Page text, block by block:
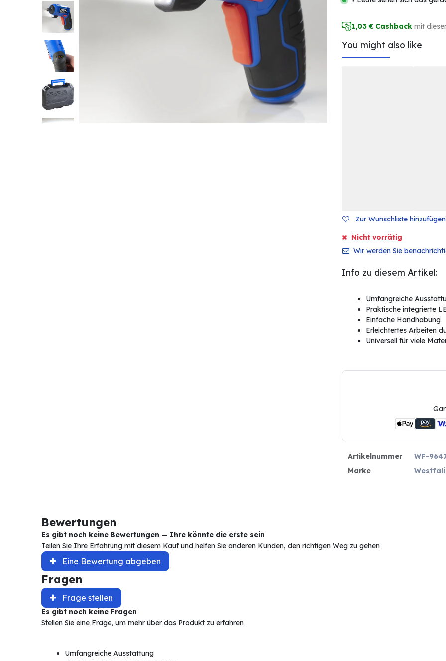
1,03 € Cashback mit
You might also like
Zur Wunschliste hinzufügen
Nicht vorrätig
Wir werden Sie
Info zu diesem Artikel:
Umfangreiche
Praktische integrierte
Einfache Handhabung
Erleichtertes Arbeiten
Universell für viele
Artikelnummer
WF-
Marke
Bewertungen
Es gibt noch keine Bewertungen — Ihre könnte die erste sein
Teilen Sie Ihre Erfahrung mit diesem Kauf und helfen Sie anderen Kunden, den richtigen Weg zu gehen
Eine Bewertung abgeben
Fragen
Frage stellen
Es gibt noch keine Fragen
Stellen Sie eine Frage, um mehr über das Produkt zu erfahren
Umfangreiche Ausstattung